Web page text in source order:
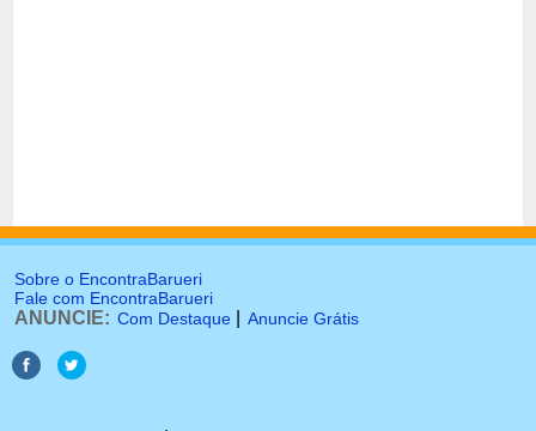
Sobre o EncontraBarueri
Fale com EncontraBarueri
ANUNCIE: Com Destaque Anuncie Grátis